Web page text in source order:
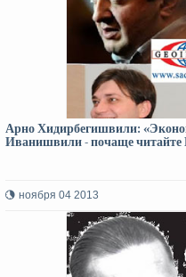
Арно Хидирбегишвили:
Иванишвили - почаще
ноября 04 2013